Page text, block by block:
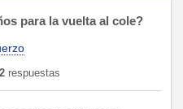
para la vuelta al cole?
2 respuestas